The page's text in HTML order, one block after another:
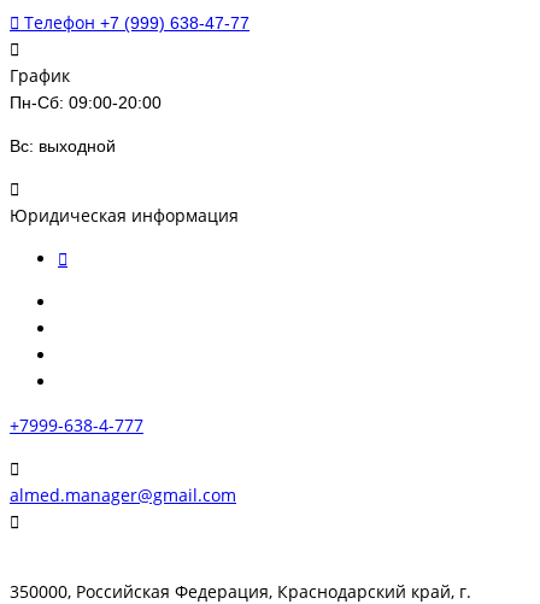
Телефон +7 (999) 638-47-77
График
Пн-Сб: 09:00-20:00
Вс: выходной
Юридическая информация
+7999-638-4-777
almed.manager@gmail.com
350000, Российская Федерация, Краснодарский край, г.